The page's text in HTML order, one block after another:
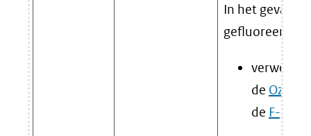
In het geval
gefluoreerde
de
de F-